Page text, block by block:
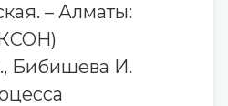
– Алматы:
Бибишева И.